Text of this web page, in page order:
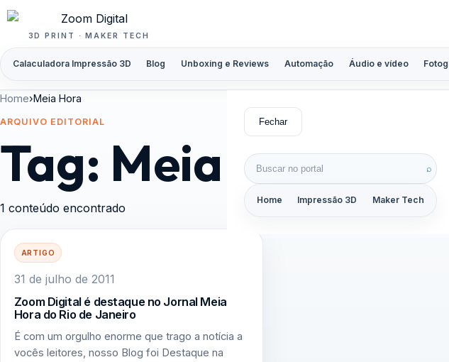
Pular para o conteúdo
3D PRINT · MAKER TECH
Calaculadora Impressão 3D Blog Unboxing e Reviews Automação Áudio e vídeo
Fechar
Buscar por: ⌕
Home Impressão 3D Maker Tech
Home›Meia Hora
ARQUIVO EDITORIAL
Tag: Meia Hora
1 conteúdo encontrado
ARTIGO
31 de julho de 2011
Zoom Digital é destaque no Jornal Meia
Hora do Rio de Janeiro
É com um orgulho enorme que trago a notícia a
vocês leitores, nosso Blog foi Destaque na